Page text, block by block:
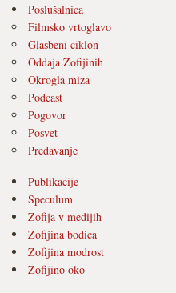
Poslušalnica
Filmsko vrtoglavo
Glasbeni ciklon
Oddaja Zofijinih
Okrogla miza
Podcast
Pogovor
Posvet
Predavanje
Publikacije
Speculum
Zofija v medijih
Zofijina bodica
Zofijina modrost
Zofijino oko